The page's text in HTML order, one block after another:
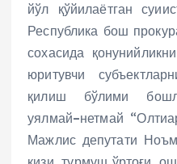
йўл қўйилаётган
Республика бош
сохасида
юритувчи
қилиш бўлими
уялмай–нетмай
Мажлис депутати